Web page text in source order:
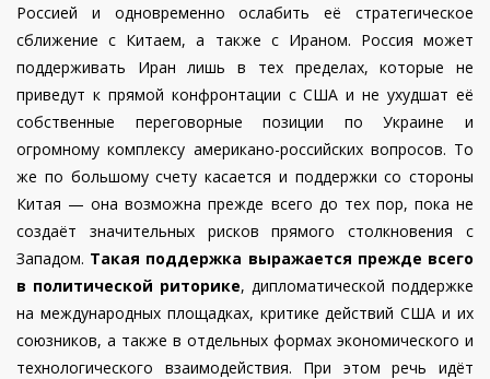
Россией и одновременно ослабить её стратегическое
сближение с Китаем, а также с Ираном. Россия может
поддерживать Иран лишь в тех пределах, которые не
приведут к прямой конфронтации с США и не ухудшат её
собственные переговорные позиции по Украине и
огромному комплексу американо-российских вопросов. То
же по большому счету касается и поддержки со стороны
Китая — она возможна прежде всего до тех пор, пока не
создаёт значительных рисков прямого столкновения с
Западом. Такая поддержка выражается прежде всего
в политической риторике, дипломатической поддержке
на международных площадках, критике действий США и их
союзников, а также в отдельных формах экономического и
технологического взаимодействия. При этом речь идёт